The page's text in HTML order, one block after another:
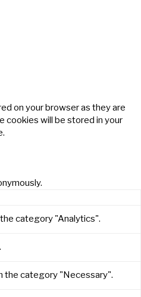
on your browser as they are
cookies will be stored in your
category "Analytics".
the category "Necessary".